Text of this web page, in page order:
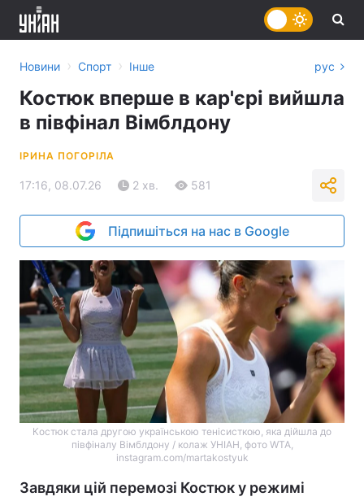
Новини › Спорт › Інше рус
Костюк вперше в кар'єрі вийшла
в півфінал Вімблдону
ІРИНА ПОГОРІЛА
17:16, 08.07.26 2 хв. 581
Підпишіться на нас в Google
Костюк стала другою українською тенісисткою, яка дійшла до
півфіналу Вімблдону / колаж УНІАН, фото WTA,
instagram.com/martakostyuk
Завдяки цій перемозі Костюк у режимі